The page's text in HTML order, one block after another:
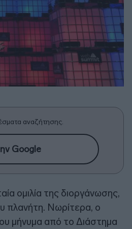
αναζήτησης.
Google
ομιλία της διοργάνωσης,
πλανήτη. Νωρίτερα, ο
μήνυμα από το Διάστημα